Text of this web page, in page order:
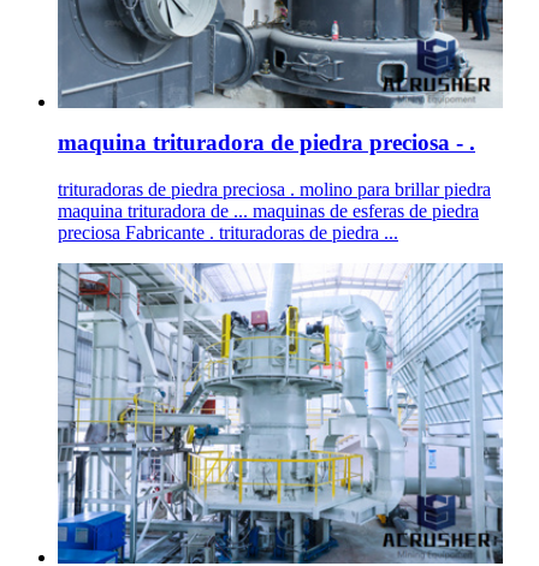
maquina trituradora de piedra preciosa - .
trituradoras de piedra preciosa . molino para brillar piedra
maquina trituradora de ... maquinas de esferas de piedra
preciosa Fabricante . trituradoras de piedra ...